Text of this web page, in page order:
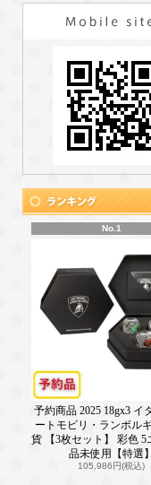
No.1
予約商品 2025 18gx3 イ
ートモビリ・ランボル
貨 【3枚セット】 彩色 5
品未使用【特選】
105,986円(税込)